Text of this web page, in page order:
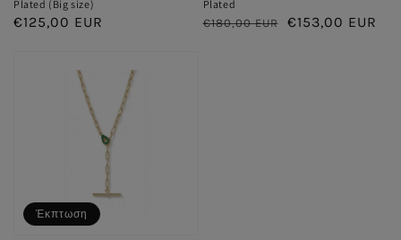
Plated (Big size)
Κανονική
€125,00 EUR
Plated
Κανονική
€180,00 EUR
Τιμή
€153,00 EUR
Έκπτωση